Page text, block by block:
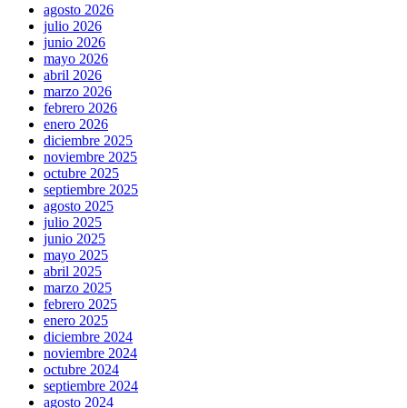
agosto 2026
julio 2026
junio 2026
mayo 2026
abril 2026
marzo 2026
febrero 2026
enero 2026
diciembre 2025
noviembre 2025
octubre 2025
septiembre 2025
agosto 2025
julio 2025
junio 2025
mayo 2025
abril 2025
marzo 2025
febrero 2025
enero 2025
diciembre 2024
noviembre 2024
octubre 2024
septiembre 2024
agosto 2024